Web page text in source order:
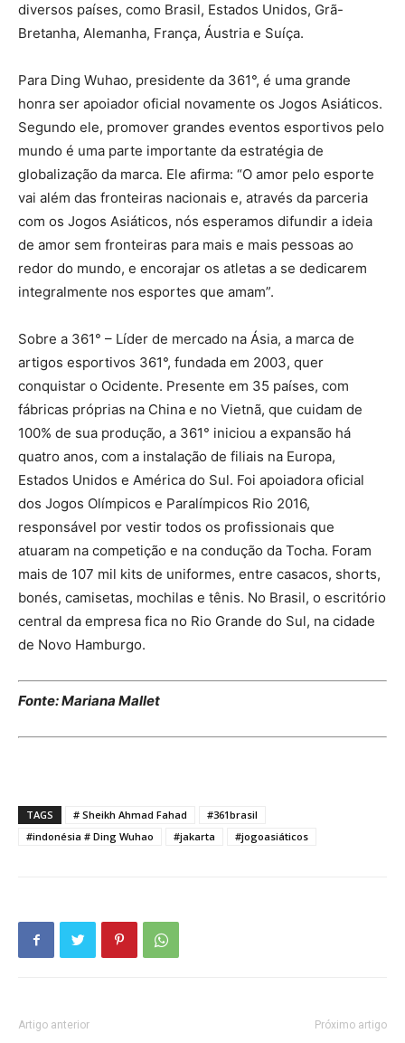
diversos países, como Brasil, Estados Unidos, Grã-
Bretanha, Alemanha, França, Áustria e Suíça.
Para Ding Wuhao, presidente da 361°, é uma grande
honra ser apoiador oficial novamente os Jogos Asiáticos.
Segundo ele, promover grandes eventos esportivos pelo
mundo é uma parte importante da estratégia de
globalização da marca. Ele afirma: “O amor pelo esporte
vai além das fronteiras nacionais e, através da parceria
com os Jogos Asiáticos, nós esperamos difundir a ideia
de amor sem fronteiras para mais e mais pessoas ao
redor do mundo, e encorajar os atletas a se dedicarem
integralmente nos esportes que amam”.
Sobre a 361° – Líder de mercado na Ásia, a marca de
artigos esportivos 361°, fundada em 2003, quer
conquistar o Ocidente. Presente em 35 países, com
fábricas próprias na China e no Vietnã, que cuidam de
100% de sua produção, a 361° iniciou a expansão há
quatro anos, com a instalação de filiais na Europa,
Estados Unidos e América do Sul. Foi apoiadora oficial
dos Jogos Olímpicos e Paralímpicos Rio 2016,
responsável por vestir todos os profissionais que
atuaram na competição e na condução da Tocha. Foram
mais de 107 mil kits de uniformes, entre casacos, shorts,
bonés, camisetas, mochilas e tênis. No Brasil, o escritório
central da empresa fica no Rio Grande do Sul, na cidade
de Novo Hamburgo.
Fonte: Mariana Mallet
TAGS # Sheikh Ahmad Fahad
#361brasil
#indonésia # Ding Wuhao
#jakarta #jogoasiáticos
Artigo anterior Próximo artigo